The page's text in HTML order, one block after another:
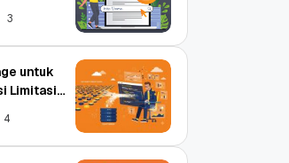
3
untuk
Limitasi
4